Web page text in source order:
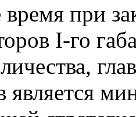
при
I-го
является